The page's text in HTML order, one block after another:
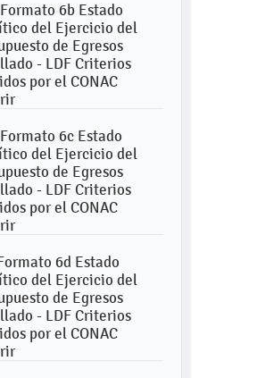
6b Estado
del Ejercicio del
de Egresos
- LDF Criterios
por el CONAC
6c Estado
del Ejercicio del
de Egresos
- LDF Criterios
por el CONAC
6d Estado
del Ejercicio del
de Egresos
- LDF Criterios
por el CONAC